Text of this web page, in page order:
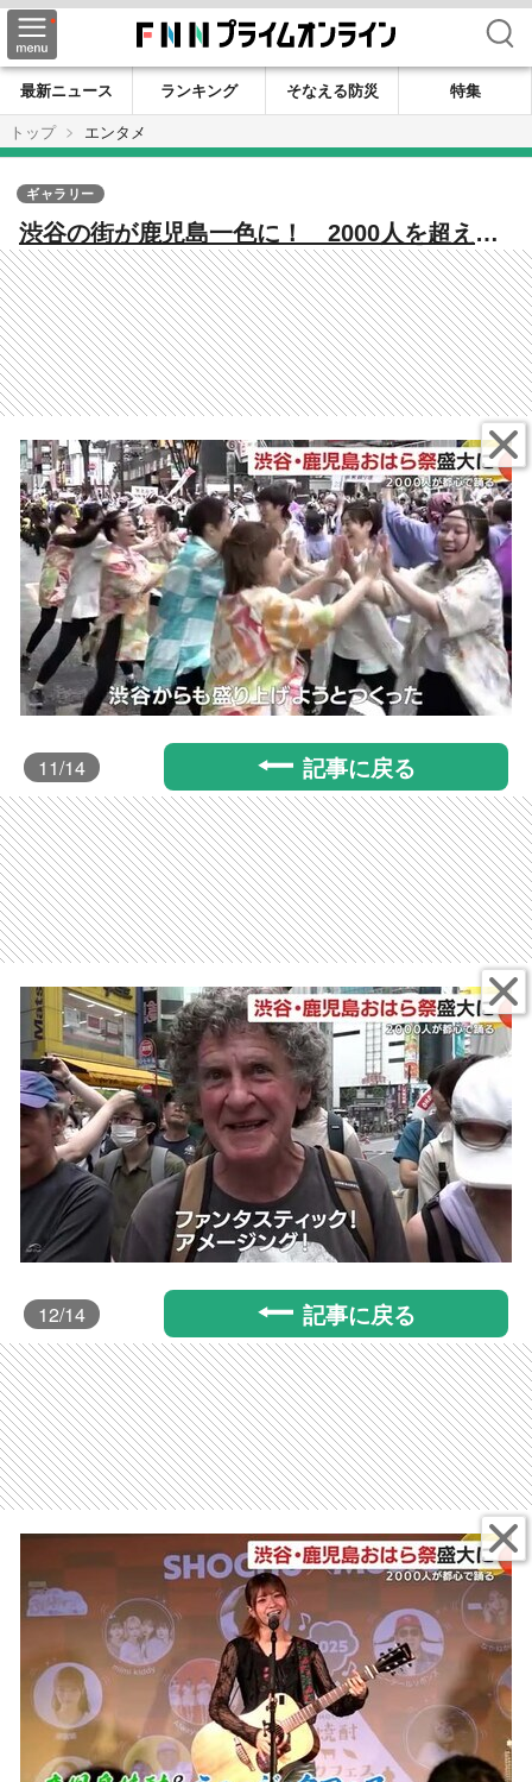
検索
最新ニュース ランキング そなえる防災
特集
トップ
エンタメ
渋谷の街が鹿児島一色に！ 2000人を超える
踊り手が参加 渋谷・鹿児島おはら祭 盛大
に開催
ギャラリー
11/14 記事に戻る
12/14 記事に戻る